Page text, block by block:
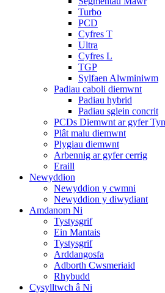
Turbo
PCD
Cyfres T
Ultra
Cyfres L
TGP
Sylfaen Alwminiwm
Padiau caboli diemwnt
Padiau hybrid
Padiau sglein concrit
PCDs Diemwnt ar gyfer
Plât malu diemwnt
Plygiau diemwnt
Arbennig ar gyfer cerrig
Eraill
Newyddion
Newyddion y cwmni
Newyddion y diwydiant
Amdanom Ni
Tystysgrif
Ein Mantais
Tystysgrif
Arddangosfa
Adborth Cwsmeriaid
Rhybudd
Cysylltwch â Ni